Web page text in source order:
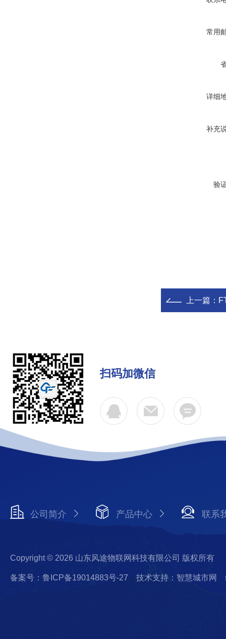
常用
详细
补充
验
上一篇：
扫码加微信
公司简介 产品中心 联系
Copyright © 2026 山东风途物联网科技有限公司 版权所有
备案号：鲁ICP备19014883号-27 技术支持：智慧城市网